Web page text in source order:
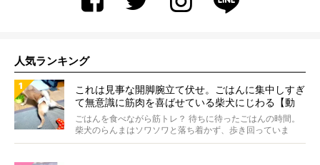
人気ランキング
これは見事な開脚腕立て伏せ。ごはんに集中しすぎ
て無意識に筋肉を喜ばせている柴犬にじわる【動
画】
ごはんを食べながら筋トレ？ 待ちに待ったごはんの時間。
柴犬のらんまはソワソワと落ち着かず、歩き回っていま
す。き...